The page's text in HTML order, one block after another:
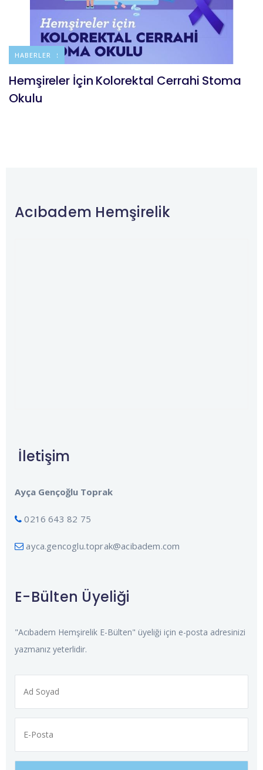
DUYURULAR
HABERLER
Hemşireler İçin Kolorektal Cerrahi Stoma
Okulu
Acıbadem Hemşirelik
İletişim
Ayça Gençoğlu Toprak
0216 643 82 75
ayca.gencoglu.toprak@acibadem.com
E-Bülten Üyeliği
"Acıbadem Hemşirelik E-Bülten" üyeliği için e-posta adresinizi
yazmanız yeterlidir.